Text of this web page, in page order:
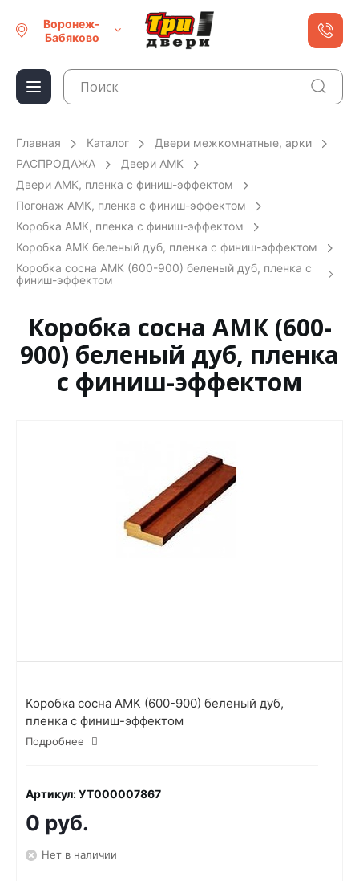
Воронеж-
Бабяково
Главная Каталог
Двери межкомнатные, арки
РАСПРОДАЖА
Двери АМК
Двери АМК, пленка с финиш-эффектом
Погонаж АМК, пленка с финиш-эффектом
Коробка АМК, пленка с финиш-эффектом
Коробка АМК беленый дуб, пленка с финиш-эффектом
Коробка сосна АМК (600-900) беленый дуб, пленка с
финиш-эффектом
Коробка сосна АМК (600-
900) беленый дуб, пленка
с финиш-эффектом
Коробка сосна АМК (600-900) беленый дуб,
пленка с финиш-эффектом
Подробнее
Артикул: УТ000007867
0 руб.
Нет в наличии